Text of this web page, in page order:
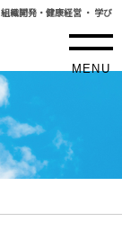
織開発・健康経営 ・ 学び
MENU